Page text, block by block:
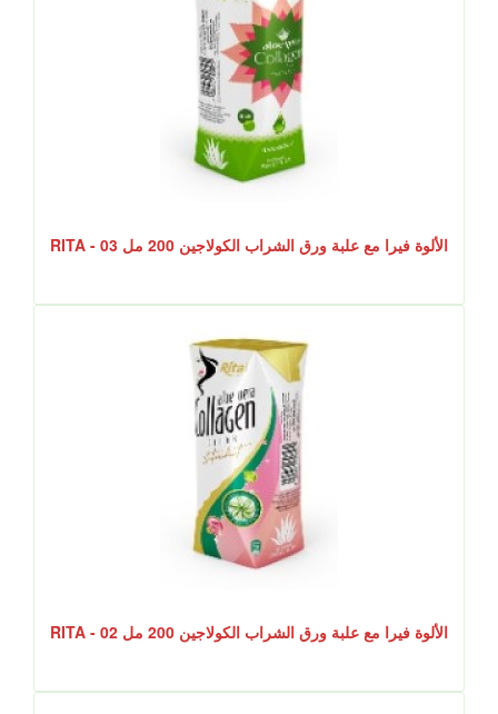
الألوة فيرا مع علبة ورق الشراب الكولاجين 200 مل RITA - 03
الألوة فيرا مع علبة ورق الشراب الكولاجين 200 مل RITA - 02